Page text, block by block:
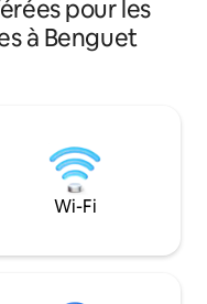
fermé, à
villégiature et
entre amis. Cette maison vous offre
beaucoup
cuisiner, vous
climat frais de
d'eau.
pour les
à Benguet
Wi-Fi